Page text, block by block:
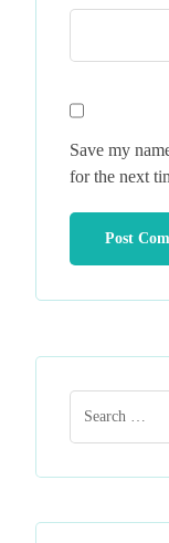
Save my
for the next